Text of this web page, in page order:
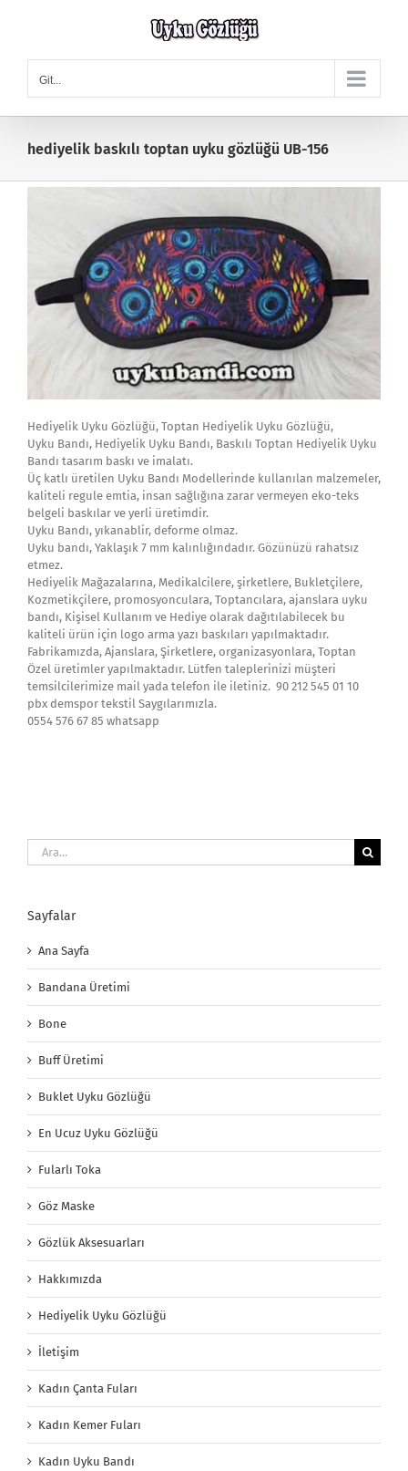
Git...
hediyelik baskılı toptan uyku gözlüğü UB-156
Hediyelik Uyku Gözlüğü, Toptan Hediyelik Uyku Gözlüğü,
Uyku Bandı, Hediyelik Uyku Bandı, Baskılı Toptan Hediyelik Uyku
Bandı tasarım baskı ve imalatı.
Üç katlı üretilen Uyku Bandı Modellerinde kullanılan malzemeler,
kaliteli regule emtia, insan sağlığına zarar vermeyen eko-teks
belgeli baskılar ve yerli üretimdir.
Uyku Bandı, yıkanablir, deforme olmaz.
Uyku bandı, Yaklaşık 7 mm kalınlığındadır. Gözünüzü rahatsız
etmez.
Hediyelik Mağazalarına, Medikalcilere, şirketlere, Bukletçilere,
Kozmetikçilere, promosyonculara, Toptancılara, ajanslara uyku
bandı, Kişisel Kullanım ve Hediye olarak dağıtılabilecek bu
kaliteli ürün için logo arma yazı baskıları yapılmaktadır.
Fabrikamızda, Ajanslara, Şirketlere, organizasyonlara, Toptan
Özel üretimler yapılmaktadır. Lütfen taleplerinizi müşteri
temsilcilerimize mail yada telefon ile iletiniz. 90 212 545 01 10
pbx demspor tekstil Saygılarımızla.
0554 576 67 85 whatsapp
Ara:
Sayfalar
Ana Sayfa
Bandana Üretimi
Bone
Buff Üretimi
Buklet Uyku Gözlüğü
En Ucuz Uyku Gözlüğü
Fularlı Toka
Göz Maske
Gözlük Aksesuarları
Hakkımızda
Hediyelik Uyku Gözlüğü
İletişim
Kadın Çanta Fuları
Kadın Kemer Fuları
Kadın Uyku Bandı